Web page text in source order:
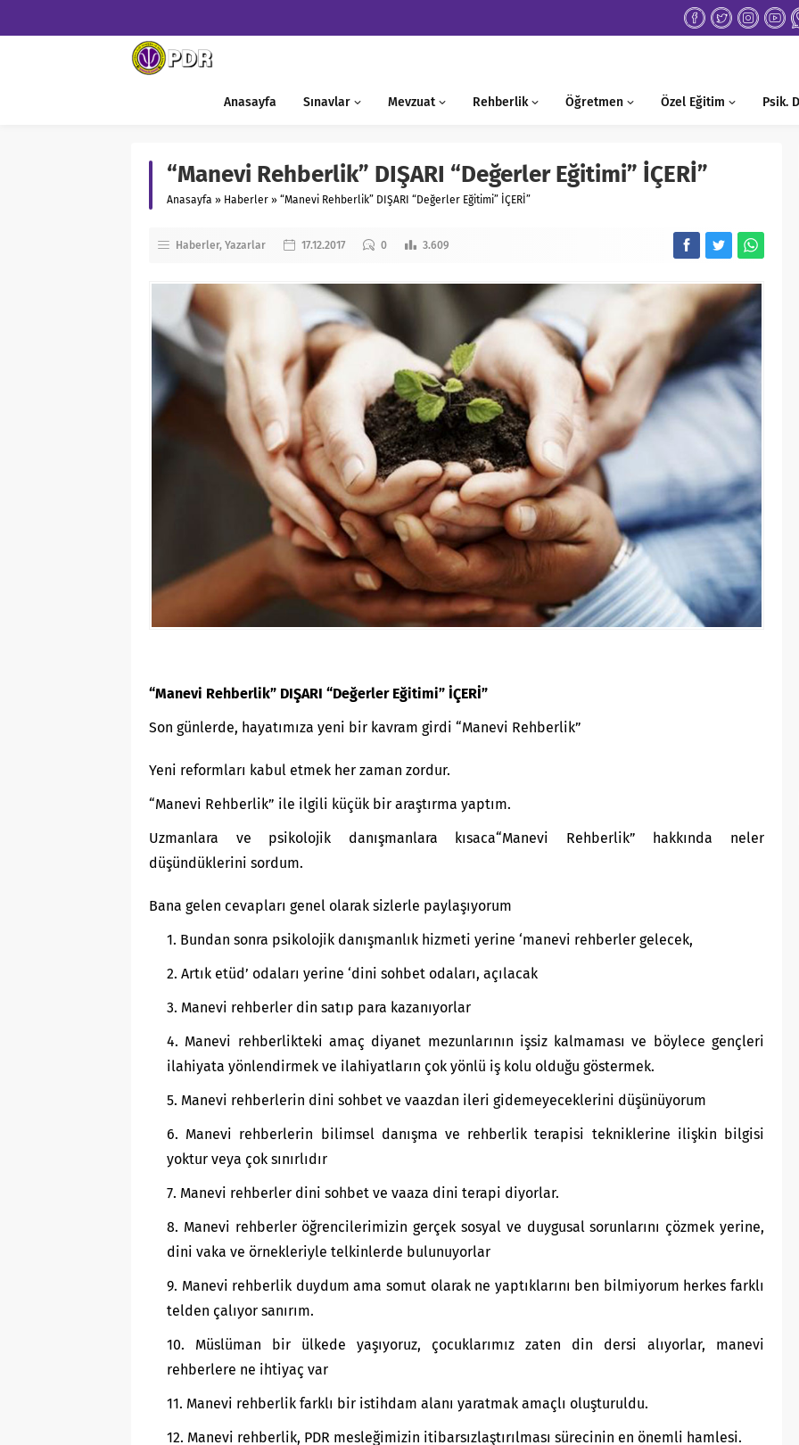
Anasayfa Sınavlar Mevzuat Rehberlik Öğretmen Özel Eğitim Psik.
“Manevi Rehberlik” DIŞARI “Değerler Eğitimi” İÇERİ”
Anasayfa » Haberler » “Manevi Rehberlik” DIŞARI “Değerler Eğitimi” İÇERİ”
Haberler Yazarlar 17.12.2017 0 3.609
“Manevi Rehberlik” DIŞARI “Değerler Eğitimi” İÇERİ”
Son günlerde, hayatımıza yeni bir kavram girdi “Manevi Rehberlik”
Yeni reformları kabul etmek her zaman zordur.
“Manevi Rehberlik” ile ilgili küçük bir araştırma yaptım.
Uzmanlara ve psikolojik danışmanlara kısaca“Manevi Rehberlik” hakkında neler
düşündüklerini sordum.
Bana gelen cevapları genel olarak sizlerle paylaşıyorum
Bundan sonra psikolojik danışmanlık hizmeti yerine ‘manevi rehberler gelecek,
Artık etüd’ odaları yerine ‘dini sohbet odaları, açılacak
Manevi rehberler din satıp para kazanıyorlar
Manevi rehberlikteki amaç diyanet mezunlarının işsiz kalmaması ve böylece gençleri
ilahiyata yönlendirmek ve ilahiyatların çok yönlü iş kolu olduğu göstermek.
Manevi rehberlerin dini sohbet ve vaazdan ileri gidemeyeceklerini düşünüyorum
Manevi rehberlerin bilimsel danışma ve rehberlik terapisi tekniklerine ilişkin bilgisi
yoktur veya çok sınırlıdır
Manevi rehberler dini sohbet ve vaaza dini terapi diyorlar.
Manevi rehberler öğrencilerimizin gerçek sosyal ve duygusal sorunlarını çözmek yerine,
dini vaka ve örnekleriyle telkinlerde bulunuyorlar
Manevi rehberlik duydum ama somut olarak ne yaptıklarını ben bilmiyorum herkes farklı
telden çalıyor sanırım.
Müslüman bir ülkede yaşıyoruz, çocuklarımız zaten din dersi alıyorlar, manevi
rehberlere ne ihtiyaç var
Manevi rehberlik farklı bir istihdam alanı yaratmak amaçlı oluşturuldu.
Manevi rehberlik, PDR mesleğimizin itibarsızlaştırılması sürecinin en önemli hamlesi.